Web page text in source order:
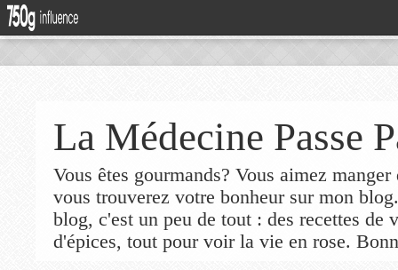
La Médecine Passe
Vous êtes gourmands? Vous aimez
vous trouverez votre bonheur sur mon
blog, c'est un peu de tout : des recettes de
d'épices, tout pour voir la vie en rose.